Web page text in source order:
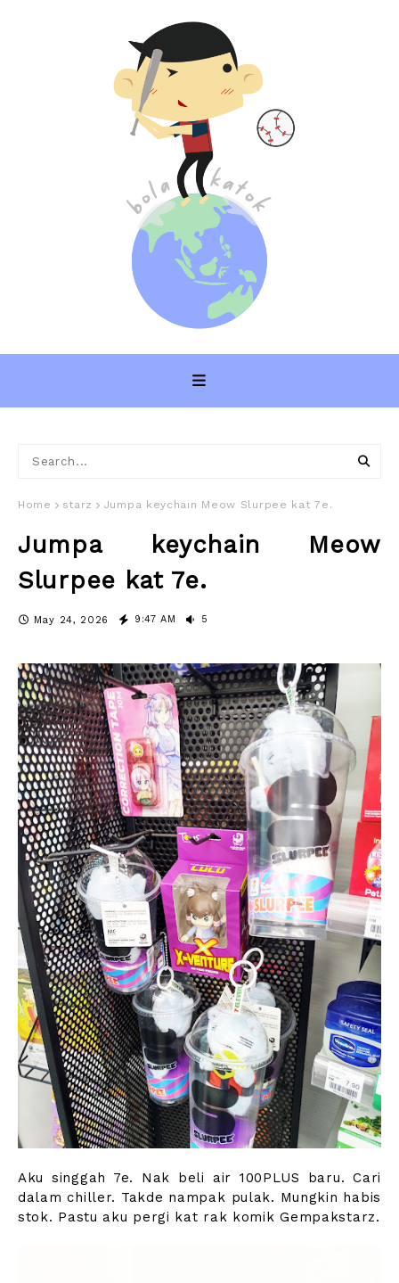
Home starz Jumpa keychain Meow Slurpee kat 7e.
Jumpa keychain Meow
Slurpee kat 7e.
May 24, 2026 9:47 AM 5
Aku singgah 7e. Nak beli air 100PLUS baru. Cari
dalam chiller. Takde nampak pulak. Mungkin habis
stok. Pastu aku pergi kat rak komik Gempakstarz.